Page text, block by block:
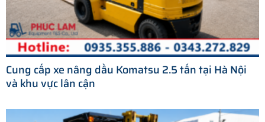
Cung cấp xe nâng dầu Komatsu 2.5 tấn tại Hà Nội
và khu vực lân cận